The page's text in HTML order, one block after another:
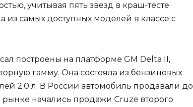
учитывая пять звезд в краш-тесте
из самых доступных моделей в классе с
построены на платформе GM Delta II,
гамму. Она состояла из бензиновых
2.0 л. В России автомобиль продавали до
рынке начались продажи Cruze второго